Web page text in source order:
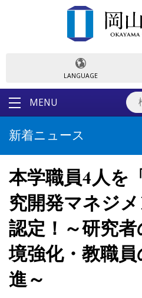
LANGUAGE
MENU
新着ニュース
本学職員4人を
究開発マネジ
認定！～研究
境強化・教職
進～